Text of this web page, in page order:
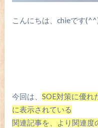
こんにちは、chieです
今回は、 SOE対策に優れ
に表示されている
関連記事を、より関連度